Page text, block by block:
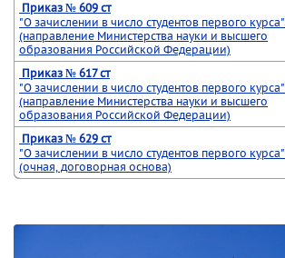
Приказ № 609 ст
"О зачислении в число студентов первого курса"
(направление Министерства науки и высшего
образования Российской Федерации)
Приказ № 617 ст
"О зачислении в число студентов первого курса"
(направление Министерства науки и высшего
образования Российской Федерации)
Приказ № 629 ст
"О зачислении в число студентов первого курса"
(очная, договорная основа)